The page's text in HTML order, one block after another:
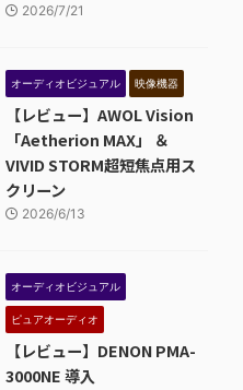
2026/7/21
オーディオビジュアル 映像機器
【レビュー】AWOL Vision
「Aetherion MAX」 ＆
VIVID STORM超短焦点用ス
クリーン
2026/6/13
オーディオビジュアル
ピュアオーディオ
【レビュー】DENON PMA-
3000NE 導入